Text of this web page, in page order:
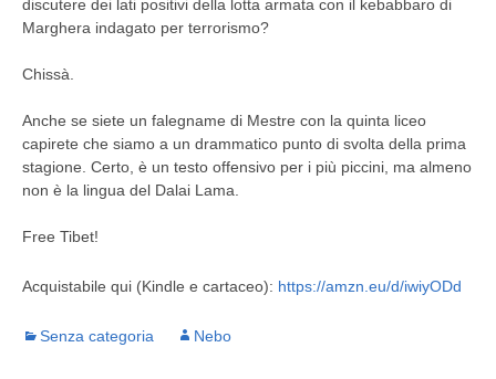
discutere dei lati positivi della lotta armata con il kebabbaro di
Marghera indagato per terrorismo?
Chissà.
Anche se siete un falegname di Mestre con la quinta liceo
capirete che siamo a un drammatico punto di svolta della prima
stagione. Certo, è un testo offensivo per i più piccini, ma almeno
non è la lingua del Dalai Lama.
Free Tibet!
Acquistabile qui (Kindle e cartaceo): https://amzn.eu/d/iwiyODd
Senza categoria Nebo